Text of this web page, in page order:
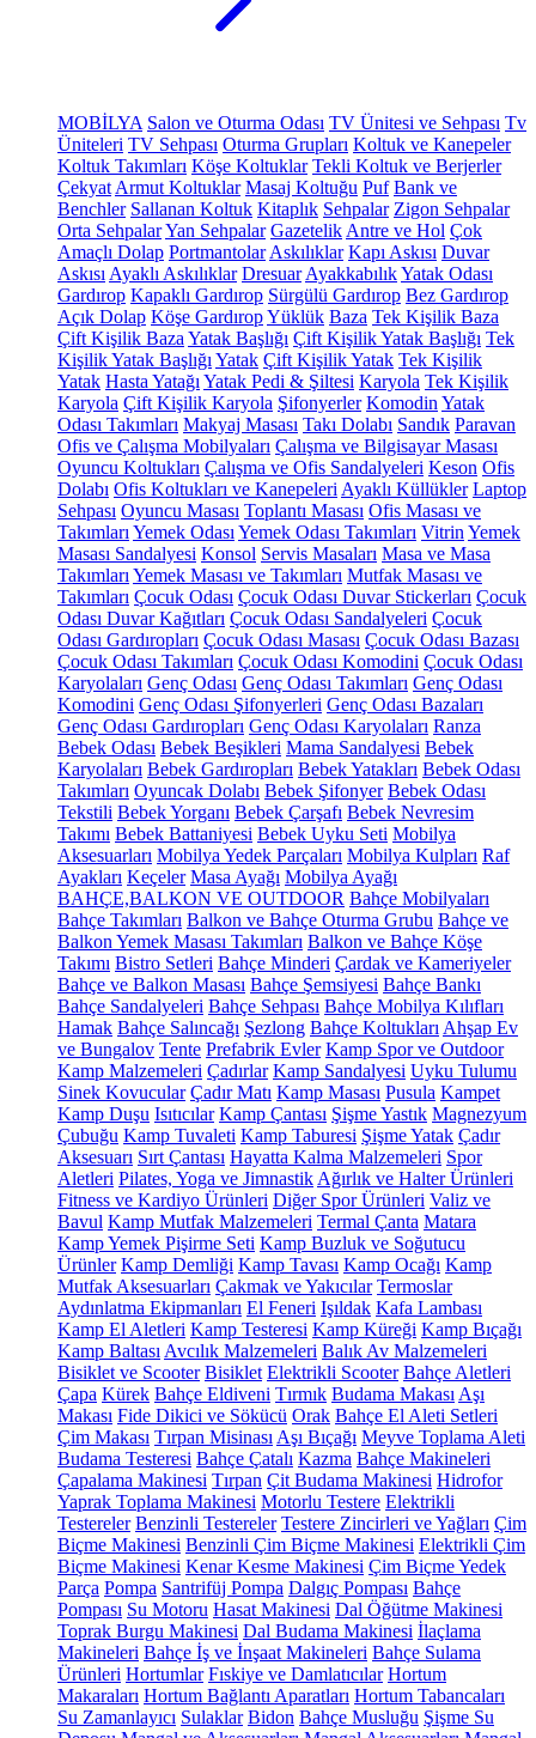
MOBİLYA Salon ve Oturma Odası TV Ünitesi ve Sehpası Tv
Üniteleri TV Sehpası Oturma Grupları Koltuk ve Kanepeler
Koltuk Takımları Köşe Koltuklar Tekli Koltuk ve Berjerler
Çekyat Armut Koltuklar Masaj Koltuğu Puf Bank ve
Benchler Sallanan Koltuk Kitaplık Sehpalar Zigon Sehpalar
Orta SehpalarYan Sehpalar Gazetelik Antre ve Hol Çok
Amaçlı Dolap Portmantolar Askılıklar Kapı Askısı Duvar
Askısı Ayaklı Askılıklar Dresuar AyakkabılıkYatak Odası
Gardırop Kapaklı Gardırop Sürgülü Gardırop Bez Gardırop
Açık Dolap Köşe GardıropYüklük Baza Tek Kişilik Baza
Çift Kişilik Baza Yatak Başlığı Çift Kişilik Yatak Başlığı Tek
Kişilik Yatak Başlığı Yatak Çift Kişilik Yatak Tek Kişilik
Yatak Hasta Yatağı Yatak Pedi & Şiltesi Karyola Tek Kişilik
Karyola Çift Kişilik Karyola Şifonyerler Komodin Yatak
Odası Takımları Makyaj Masası Takı Dolabı Sandık Paravan
Ofis ve Çalışma Mobilyaları Çalışma ve Bilgisayar Masası
Oyuncu Koltukları Çalışma ve Ofis Sandalyeleri Keson Ofis
Dolabı Ofis Koltukları ve Kanepeleri Ayaklı Küllükler Laptop
Sehpası Oyuncu Masası Toplantı Masası Ofis Masası ve
Takımları Yemek Odası Yemek Odası Takımları Vitrin Yemek
Masası Sandalyesi Konsol Servis Masaları Masa ve Masa
Takımları Yemek Masası ve Takımları Mutfak Masası ve
Takımları Çocuk Odası Çocuk Odası Duvar Stickerları Çocuk
Odası Duvar Kağıtları Çocuk Odası Sandalyeleri Çocuk
Odası Gardıropları Çocuk Odası Masası Çocuk Odası Bazası
Çocuk Odası Takımları Çocuk Odası Komodini Çocuk Odası
Karyolaları Genç Odası Genç Odası Takımları Genç Odası
Komodini Genç Odası Şifonyerleri Genç Odası Bazaları
Genç Odası Gardıropları Genç Odası Karyolaları Ranza
Bebek Odası Bebek Beşikleri Mama Sandalyesi Bebek
Karyolaları Bebek Gardıropları Bebek Yatakları Bebek Odası
Takımları Oyuncak Dolabı Bebek Şifonyer Bebek Odası
Tekstili Bebek Yorganı Bebek Çarşafı Bebek Nevresim
Takımı Bebek Battaniyesi Bebek Uyku Seti Mobilya
Aksesuarları Mobilya Yedek Parçaları Mobilya Kulpları Raf
Ayakları Keçeler Masa Ayağı Mobilya Ayağı
BAHÇE,BALKON VE OUTDOOR Bahçe Mobilyaları
Bahçe Takımları Balkon ve Bahçe Oturma Grubu Bahçe ve
Balkon Yemek Masası Takımları Balkon ve Bahçe Köşe
Takımı Bistro Setleri Bahçe Minderi Çardak ve Kameriyeler
Bahçe ve Balkon Masası Bahçe Şemsiyesi Bahçe Bankı
Bahçe Sandalyeleri Bahçe Sehpası Bahçe Mobilya Kılıfları
Hamak Bahçe Salıncağı Şezlong Bahçe Koltukları Ahşap Ev
ve Bungalov Tente Prefabrik Evler Kamp Spor ve Outdoor
Kamp Malzemeleri Çadırlar Kamp Sandalyesi Uyku Tulumu
Sinek Kovucular Çadır Matı Kamp Masası Pusula Kampet
Kamp Duşu Isıtıcılar Kamp Çantası Şişme Yastık Magnezyum
Çubuğu Kamp Tuvaleti Kamp Taburesi Şişme Yatak Çadır
Aksesuarı Sırt Çantası Hayatta Kalma Malzemeleri Spor
Aletleri Pilates, Yoga ve Jimnastik Ağırlık ve Halter Ürünleri
Fitness ve Kardiyo Ürünleri Diğer Spor Ürünleri Valiz ve
Bavul Kamp Mutfak Malzemeleri Termal Çanta Matara
Kamp Yemek Pişirme Seti Kamp Buzluk ve Soğutucu
Ürünler Kamp Demliği Kamp Tavası Kamp Ocağı Kamp
Mutfak Aksesuarları Çakmak ve Yakıcılar Termoslar
Aydınlatma Ekipmanları El Feneri Işıldak Kafa Lambası
Kamp El Aletleri Kamp Testeresi Kamp Küreği Kamp Bıçağı
Kamp Baltası Avcılık Malzemeleri Balık Av Malzemeleri
Bisiklet ve Scooter Bisiklet Elektrikli Scooter Bahçe Aletleri
Çapa Kürek Bahçe Eldiveni Tırmık Budama Makası Aşı
Makası Fide Dikici ve Sökücü Orak Bahçe El Aleti Setleri
Çim Makası Tırpan Misinası Aşı Bıçağı Meyve Toplama Aleti
Budama Testeresi Bahçe Çatalı Kazma Bahçe Makineleri
Çapalama Makinesi Tırpan Çit Budama Makinesi Hidrofor
Yaprak Toplama Makinesi Motorlu Testere Elektrikli
Testereler Benzinli Testereler Testere Zincirleri ve Yağları Çim
Biçme Makinesi Benzinli Çim Biçme Makinesi Elektrikli Çim
Biçme Makinesi Kenar Kesme Makinesi Çim Biçme Yedek
Parça Pompa Santrifüj Pompa Dalgıç Pompası Bahçe
Pompası Su Motoru Hasat Makinesi Dal Öğütme Makinesi
Toprak Burgu Makinesi Dal Budama Makinesi İlaçlama
Makineleri Bahçe İş ve İnşaat Makineleri Bahçe Sulama
Ürünleri Hortumlar Fıskiye ve Damlatıcılar Hortum
Makaraları Hortum Bağlantı Aparatları Hortum Tabancaları
Su Zamanlayıcı Sulaklar Bidon Bahçe Musluğu Şişme Su